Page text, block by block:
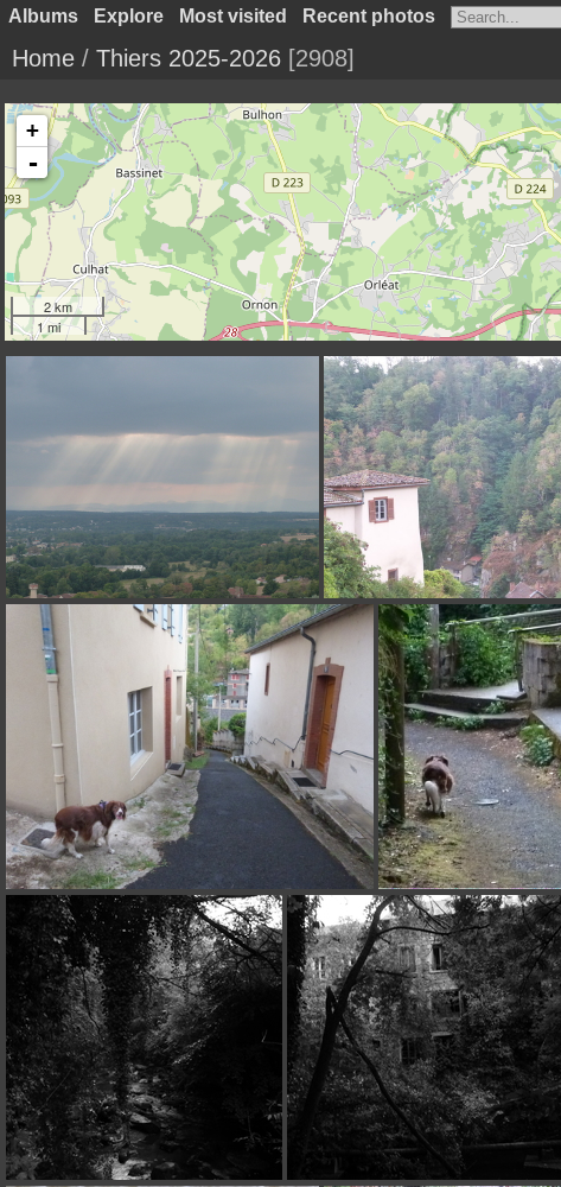
Albums Explore Most visited Recent photos
Home / Thiers 2025-2026 2908
+
-
2 km
1 mi
P1140076 P1140079
P1140085